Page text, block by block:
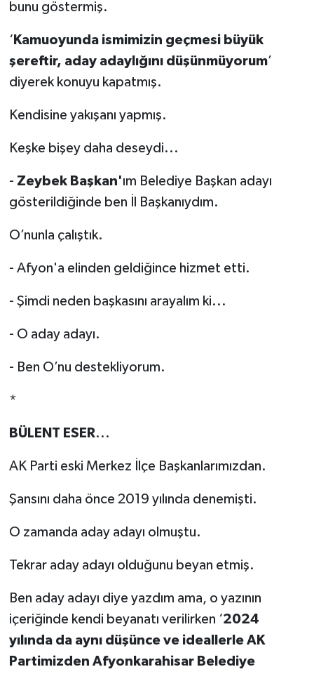
bunu göstermiş.
‘ Kamuoyunda ismimizin geçmesi büyük
şereftir, aday adaylığını düşünmüyorum’
diyerek konuyu kapatmış.
Kendisine yakışanı yapmış.
Keşke bişey daha deseydi...
- Zeybek Başkan'ım Belediye Başkan adayı
gösterildiğinde ben İl Başkanıydım.
O’nunla çalıştık.
- Afyon'a elinden geldiğince hizmet etti.
- Şimdi neden başkasını arayalım ki...
- O aday adayı.
- Ben O’nu destekliyorum.
*
BÜLENT ESER...
AK Parti eski Merkez İlçe Başkanlarımızdan.
Şansını daha önce 2019 yılında denemişti.
O zamanda aday adayı olmuştu.
Tekrar aday adayı olduğunu beyan etmiş.
Ben aday adayı diye yazdım ama, o yazının
içeriğinde kendi beyanatı verilirken ‘2024
yılında da aynı düşünce ve ideallerle AK
Partimizden Afyonkarahisar Belediye